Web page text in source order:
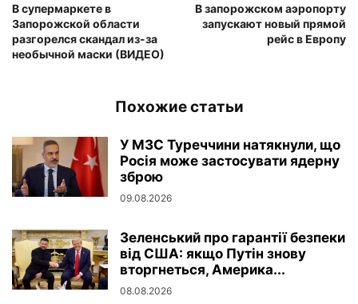
В супермаркете в
Запорожской области
разгорелся скандал из-за
необычной маски (ВИДЕО)
В запорожском аэропорту
запускают новый прямой
рейс в Европу
Похожие статьи
У МЗС Туреччини натякнули, що
Росія може застосувати ядерну
зброю
09.08.2026
Зеленський про гарантії безпеки
від США: якщо Путін знову
вторгнеться, Америка...
08.08.2026